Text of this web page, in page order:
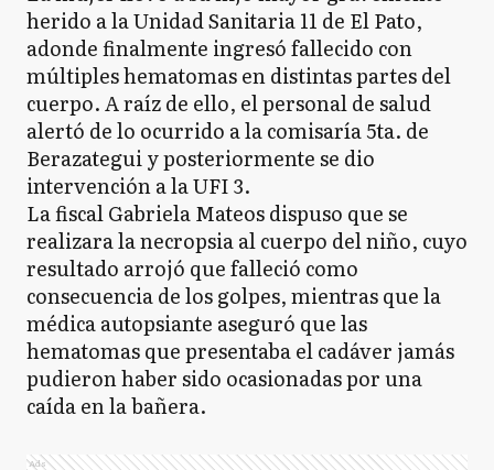
herido a la Unidad Sanitaria 11 de El Pato,
adonde finalmente ingresó fallecido con
múltiples hematomas en distintas partes del
cuerpo. A raíz de ello, el personal de salud
alertó de lo ocurrido a la comisaría 5ta. de
Berazategui y posteriormente se dio
intervención a la UFI 3.
La fiscal Gabriela Mateos dispuso que se
realizara la necropsia al cuerpo del niño, cuyo
resultado arrojó que falleció como
consecuencia de los golpes, mientras que la
médica autopsiante aseguró que las
hematomas que presentaba el cadáver jamás
pudieron haber sido ocasionadas por una
caída en la bañera.
Ads